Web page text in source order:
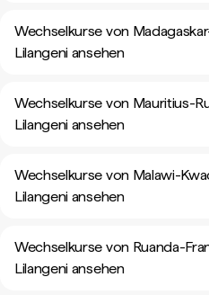
Wechselkurse von
Lilangeni ansehen
Wechselkurse von Mauritius-
Lilangeni ansehen
Wechselkurse von Malawi-
Lilangeni ansehen
Wechselkurse von Ruanda-
Lilangeni ansehen